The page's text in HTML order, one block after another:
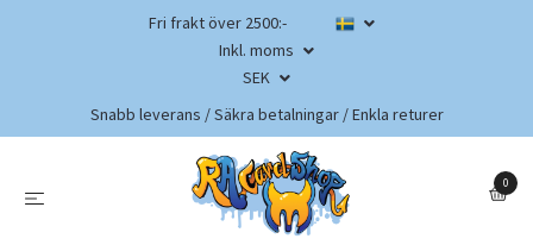
Fri frakt över 2500:-
Inkl. moms
SEK
Snabb leverans / Säkra betalningar / Enkla returer
0